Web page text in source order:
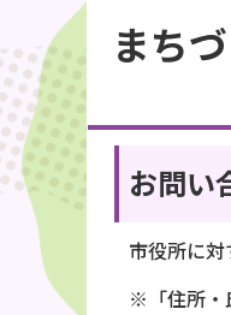
頭
で
す
こ
か
ら
まち
お問い
市役所に
※「住所・